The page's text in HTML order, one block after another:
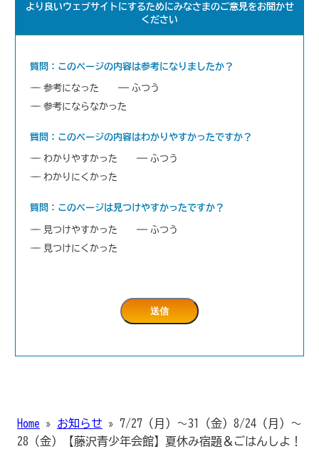
より良いウェブサイトにするためにみなさまのご意見をお聞かせ
ください
質問：このページの内容は参考になりましたか？
参考になった
ふつう
参考にならなかった
質問：このページの内容はわかりやすかったですか？
わかりやすかった
ふつう
わかりにくかった
質問：このページは見つけやすかったですか？
見つけやすかった
ふつう
見つけにくかった
Home » お知らせ » 7/27（月）～31（金）8/24（月）～
28（金）【藤沢青少年会館】夏休み宿題＆ごはんしよ！